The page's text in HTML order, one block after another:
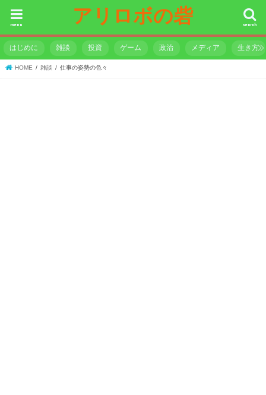
アリロボの砦 search
menu
はじめに 雑談 投資 ゲーム 政治 メディア 生き方
HOME 雑談 仕事の姿勢の色々